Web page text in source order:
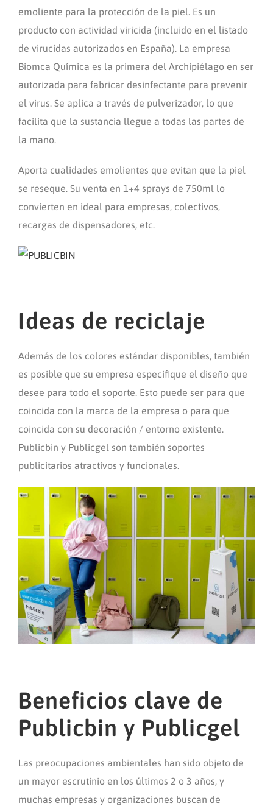
emoliente para la protección de la piel. Es un
producto con actividad viricida (incluido en el listado
de virucidas autorizados en España). La empresa
Biomca Química es la primera del Archipiélago en ser
autorizada para fabricar desinfectante para prevenir
el virus. Se aplica a través de pulverizador, lo que
facilita que la sustancia llegue a todas las partes de
la mano.
Aporta cualidades emolientes que evitan que la piel
se reseque. Su venta en 1+4 sprays de 750ml lo
convierten en ideal para empresas, colectivos,
recargas de dispensadores, etc.
Ideas de reciclaje
Además de los colores estándar disponibles, también
es posible que su empresa especifique el diseño que
desee para todo el soporte. Esto puede ser para que
coincida con la marca de la empresa o para que
coincida con su decoración / entorno existente.
Publicbin y Publicgel son también soportes
publicitarios atractivos y funcionales.
Beneficios clave de
Publicbin y Publicgel
Las preocupaciones ambientales han sido objeto de
un mayor escrutinio en los últimos 2 o 3 años, y
muchas empresas y organizaciones buscan de